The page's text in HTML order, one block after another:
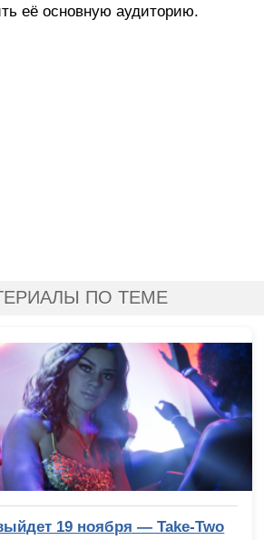
её основную аудиторию.
ПО ТЕМЕ
19 ноября — Take-Two